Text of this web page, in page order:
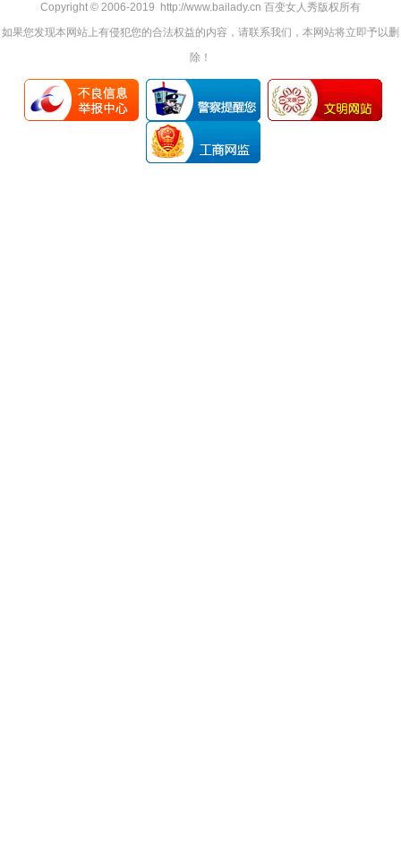
Copyright © 2006-2019 http://www.bailady.cn 百变女人秀版权所有
如果您发现本网站上有侵犯您的合法权益的内容，请联系我们，本网站将立即予以删
除！